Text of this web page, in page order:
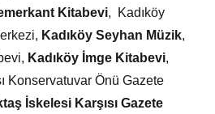
Kitabevi, Kadıköy
Kadıköy Seyhan Müzik,
Kadıköy İmge Kitabevi,
Konservatuvar Önü Gazete
İskelesi Karşısı Gazete